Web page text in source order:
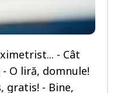
- Cât
O liră, domnule!
gratis! - Bine,